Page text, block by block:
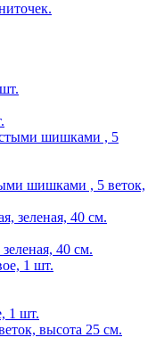
шишками , 5 веток,
40 см.
1 шт.